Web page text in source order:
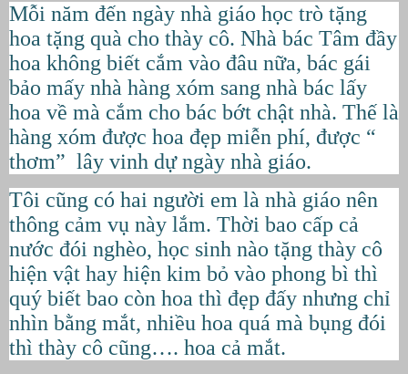
Mỗi năm đến ngày nhà giáo học trò tặng
hoa tặng quà cho thày cô. Nhà bác Tâm đầy
hoa không biết cắm vào đâu nữa, bác gái
bảo mấy nhà hàng xóm sang nhà bác lấy
hoa về mà cắm cho bác bớt chật nhà. Thế là
hàng xóm được hoa đẹp miễn phí, được “
thơm” lây vinh dự ngày nhà giáo.
Tôi cũng có hai người em là nhà giáo nên
thông cảm vụ này lắm. Thời bao cấp cả
nước đói nghèo, học sinh nào tặng thày cô
hiện vật hay hiện kim bỏ vào phong bì thì
quý biết bao còn hoa thì đẹp đấy nhưng chỉ
nhìn bằng mắt, nhiều hoa quá mà bụng đói
thì thày cô cũng…. hoa cả mắt.